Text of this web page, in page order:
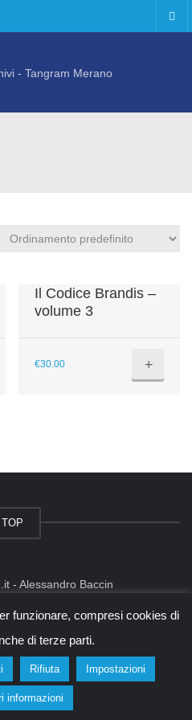
Il Codice Brandis –
volume 3
€30.00 +
TOP
- Alessandro Baccin
funzionare, compresi cookies di
di terze parti.
Rifiuta Impostazioni
informazioni